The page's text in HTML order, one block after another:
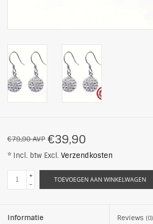
€79,90 AVP €39,90
* Incl. btw Excl. Verzendkosten
+
-
TOEVOEGEN AAN WINKELWAGEN
Informatie Reviews (0)